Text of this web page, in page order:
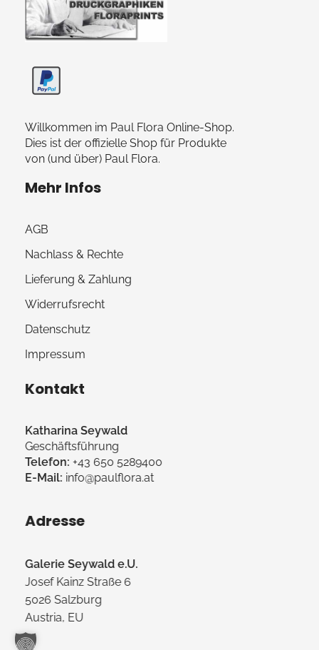
Willkommen im Paul Flora Online-Shop.
Dies ist der offizielle Shop für Produkte
von (und über) Paul Flora.
Mehr Infos
AGB
Nachlass & Rechte
Lieferung & Zahlung
Widerrufsrecht
Datenschutz
Impressum
Kontakt
Katharina Seywald
Geschäftsführung
Telefon: +43 650 5289400
E-Mail: info@paulflora.at
Adresse
Galerie Seywald e.U.
Josef Kainz Straße 6
5026 Salzburg
Austria, EU